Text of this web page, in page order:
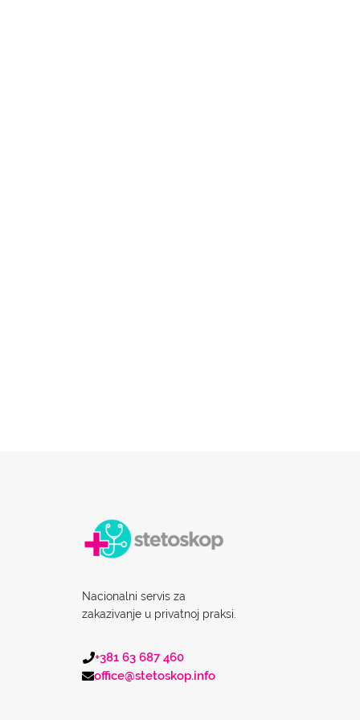
Nacionalni servis za
zakazivanje u privatnoj praksi.
+381 63 687 460
office@stetoskop.info